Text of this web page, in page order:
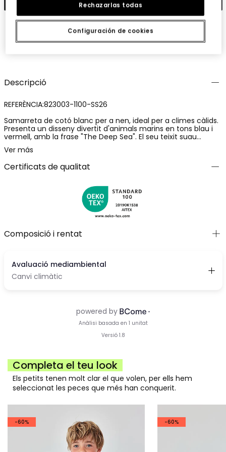
Descripció
REFERÈNCIA:823003-1100-SS26
Samarreta de cotó blanc per a nen, ideal per a climes càlids.
Presenta un disseny divertit d'animals marins en tons blau i
vermell, amb la frase "The Deep Sea". El seu teixit suau
garanteix comoditat durant tot el dia. Disponible en talles des
de 12 mesos fins a 10 anys, s'adapta a diferents edats. Amb
coll rodó i mànigues curtes, és perfecta per combinar amb
pantalons curts o texans per a un look casual i fresc. El seu
Ver más
Certificats de qualitat
Composició i rentat
Completa el teu look
Els petits tenen molt clar el que volen, per ells hem
seleccionat les peces que més han conquerit.
-60% -60%
Configuración de cookies
Rechazarlas todas